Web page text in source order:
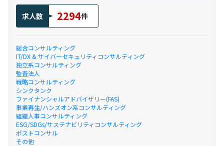
求人数 2294件
総合コンサルティング
IT/DX & サイバーセキュリティコンサルティング
独立系コンサルティング
監査法人
戦略コンサルティング
シンクタンク
ファイナンシャルアドバイザリー(FAS)
事業再生/ハンズオン系コンサルティング
組織人事コンサルティング
ESG/SDGs/サステナビリティコンサルティング
ポストコンサル
その他